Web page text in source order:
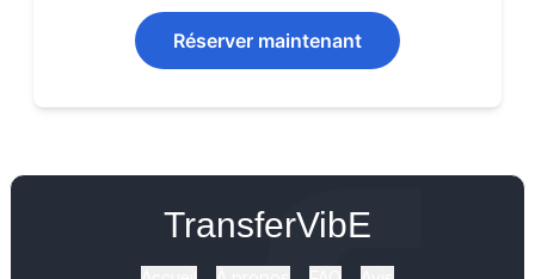
Réserver maintenant
TransferVibE